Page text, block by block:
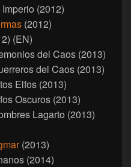
(2012)
(2012)
(EN)
del Caos (2013)
del Caos (2013)
Elfos (2013)
Oscuros (2013)
Lagarto (2013)
(2013)
(2014)